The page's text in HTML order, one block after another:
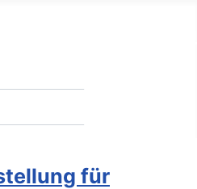
für